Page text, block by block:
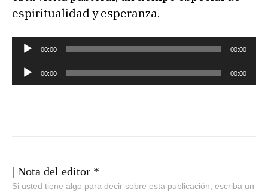
espiritualidad y esperanza.
t
00:00 00:00
e
u
c
00:00 00:00
| Nota del editor *
Si usted tiene algo para decir sobre esta publicación, escriba un